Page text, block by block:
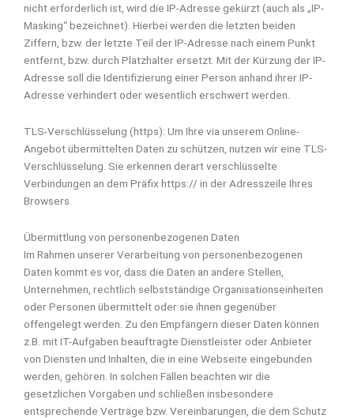
nicht erforderlich ist, wird die IP-Adresse gekürzt (auch als „IP-
Masking“ bezeichnet). Hierbei werden die letzten beiden
Ziffern, bzw. der letzte Teil der IP-Adresse nach einem Punkt
entfernt, bzw. durch Platzhalter ersetzt. Mit der Kürzung der IP-
Adresse soll die Identifizierung einer Person anhand ihrer IP-
Adresse verhindert oder wesentlich erschwert werden.
TLS-Verschlüsselung (https): Um Ihre via unserem Online-
Angebot übermittelten Daten zu schützen, nutzen wir eine TLS-
Verschlüsselung. Sie erkennen derart verschlüsselte
Verbindungen an dem Präfix https:// in der Adresszeile Ihres
Browsers.
Übermittlung von personenbezogenen Daten
Im Rahmen unserer Verarbeitung von personenbezogenen
Daten kommt es vor, dass die Daten an andere Stellen,
Unternehmen, rechtlich selbstständige Organisationseinheiten
oder Personen übermittelt oder sie ihnen gegenüber
offengelegt werden. Zu den Empfängern dieser Daten können
z.B. mit IT-Aufgaben beauftragte Dienstleister oder Anbieter
von Diensten und Inhalten, die in eine Webseite eingebunden
werden, gehören. In solchen Fällen beachten wir die
gesetzlichen Vorgaben und schließen insbesondere
entsprechende Verträge bzw. Vereinbarungen, die dem Schutz